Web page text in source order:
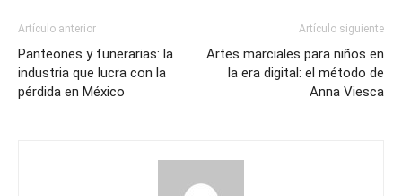
Artículo anterior
Panteones y funerarias: la
industria que lucra con la
pérdida en México
Artículo siguiente
Artes marciales para niños en
la era digital: el método de
Anna Viesca